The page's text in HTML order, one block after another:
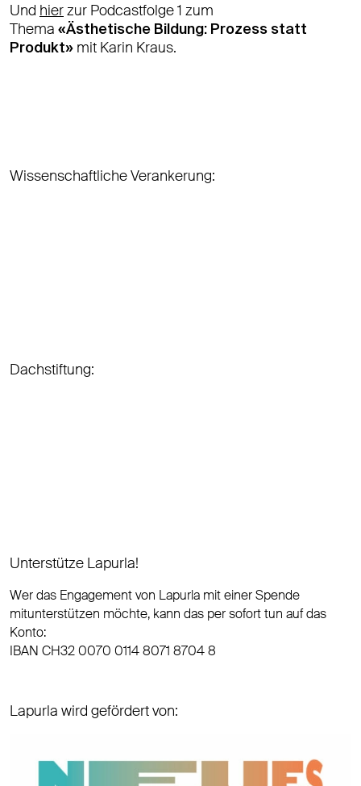
Und hierzur Podcastfolge 1 zum
Thema «Ästhetische Bildung: Prozess statt
Produkt» mit Karin Kraus.
Wissenschaftliche Verankerung:
Dachstiftung:
Unterstütze Lapurla!
Wer das Engagement von Lapurla mit einer Spende
mitunterstützen möchte, kann das per sofort tun auf das
Konto:
IBAN CH32 0070 0114 8071 8704 8
Lapurla wird gefördert von: